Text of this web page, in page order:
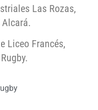
Las Rozas,
Liceo Francés,